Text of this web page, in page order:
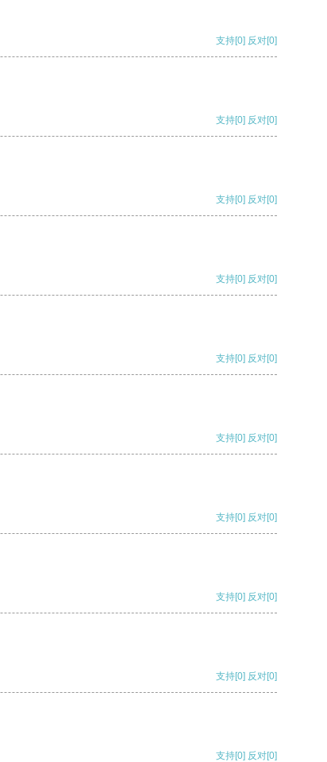
支持[0] 反对[0]
支持[0] 反对[0]
支持[0] 反对[0]
支持[0] 反对[0]
支持[0] 反对[0]
支持[0] 反对[0]
支持[0] 反对[0]
支持[0] 反对[0]
支持[0] 反对[0]
支持[0] 反对[0]